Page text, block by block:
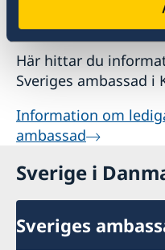
Lediga tjänster
Här hittar du
Sveriges ambassad i
Information om
ambassad
Sverige i
Sveriges